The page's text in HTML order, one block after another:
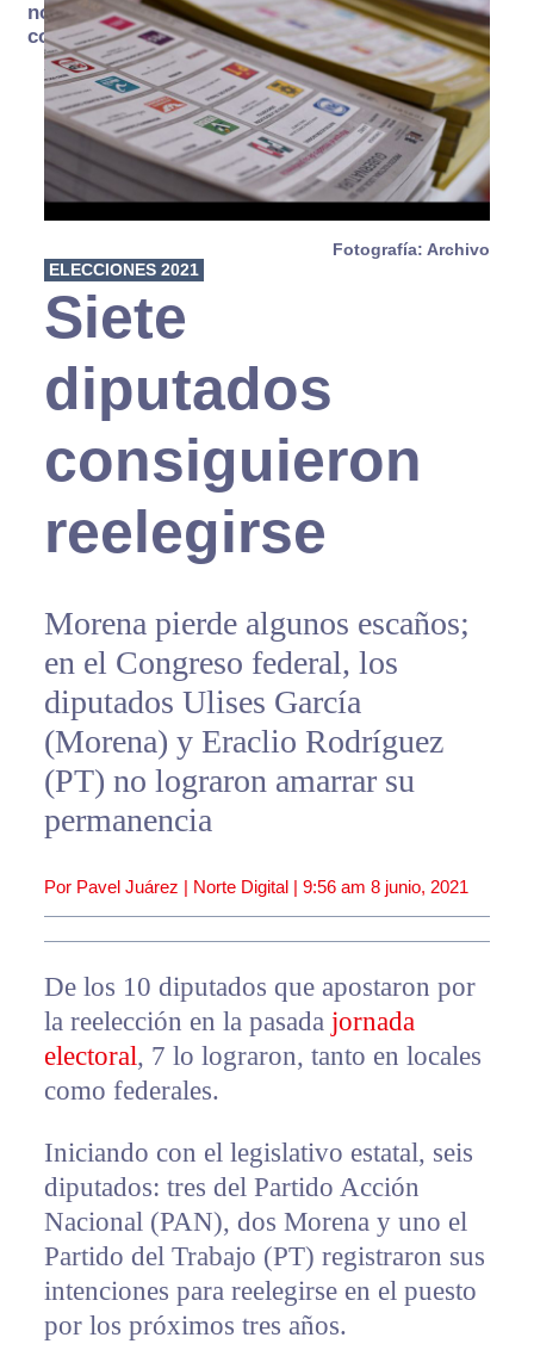
no se
consume
Fotografía: Archivo
ELECCIONES 2021
Siete
diputados
consiguieron
reelegirse
Morena pierde algunos escaños;
en el Congreso federal, los
diputados Ulises García
(Morena) y Eraclio Rodríguez
(PT) no lograron amarrar su
permanencia
Por Pavel Juárez | Norte Digital | 9:56 am 8 junio, 2021
De los 10 diputados que apostaron por
la reelección en la pasada jornada
electoral, 7 lo lograron, tanto en locales
como federales.
Iniciando con el legislativo estatal, seis
diputados: tres del Partido Acción
Nacional (PAN), dos Morena y uno el
Partido del Trabajo (PT) registraron sus
intenciones para reelegirse en el puesto
por los próximos tres años.